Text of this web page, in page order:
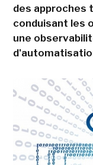
des approches
conduisant les
une